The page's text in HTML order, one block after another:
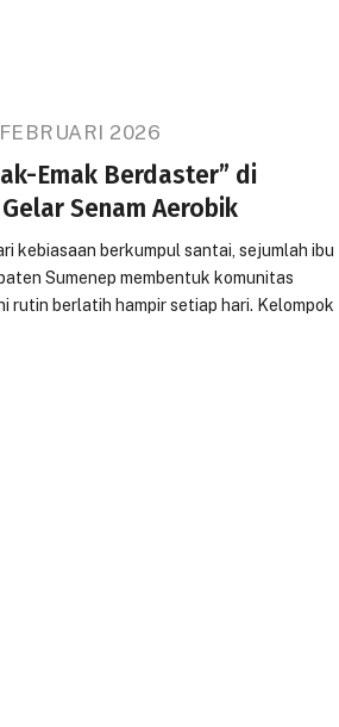
2026
Emak Berdaster” di
Senam Aerobik
kebiasaan berkumpul santai, sejumlah ibu
Sumenep membentuk komunitas
rutin berlatih hampir setiap hari. Kelompok